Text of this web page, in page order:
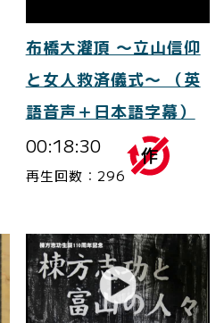
布橋大灌頂 ～立山信仰
と女人救済儀式～ （英
語音声＋日本語字幕）
00:18:30
再生回数：296